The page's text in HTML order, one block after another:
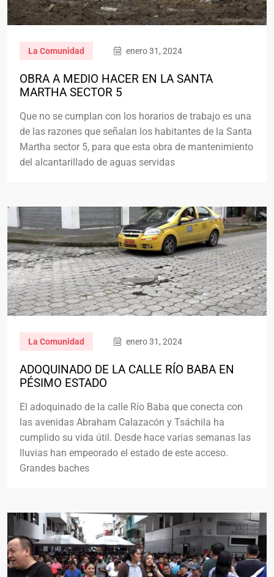
La Comunidad enero 31, 2024
OBRA A MEDIO HACER EN LA SANTA
MARTHA SECTOR 5
Que no se cumplan con los horarios de trabajo es una
de las razones que señalan los habitantes de la Santa
Martha sector 5, para que esta obra de mantenimiento
del alcantarillado de aguas servidas
La Comunidad enero 31, 2024
ADOQUINADO DE LA CALLE RÍO BABA EN
PÉSIMO ESTADO
El adoquinado de la calle Río Baba que conecta con
las avenidas Abraham Calazacón y Tsáchila ha
cumplido su vida útil. Desde hace varias semanas las
lluvias han empeorado el estado de este acceso.
Grandes baches